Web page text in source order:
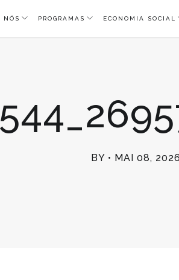
NÓS PROGRAMAS ECONOMIA SOCIAL
BY MAI 08, 2026